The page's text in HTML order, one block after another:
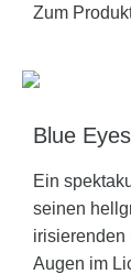
Zum
Blue
Ein
seinen
irisierenden
Augen im